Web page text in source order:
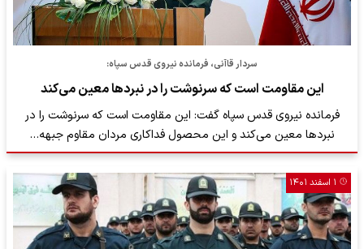
سردار قاآنی، فرمانده نیروی قدس سپاه:
این مقاومت است که سرنوشت را در نبردها معین می‌کند
فرمانده نیروی قدس سپاه گفت: این مقاومت است که سرنوشت را در
نبردها معین می‌کند و این محصول فداکاری مردان مقاوم جبهه…
۱ اسفند ۱۴۰۱